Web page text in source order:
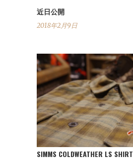
近日公開
2018年2月9日
SIMMS COLDWEATHER LS SHIRT